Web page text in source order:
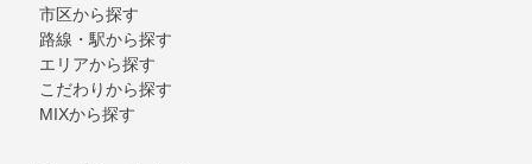
市区から探す
路線・駅から探す
エリアから探す
こだわりから探す
MIXから探す